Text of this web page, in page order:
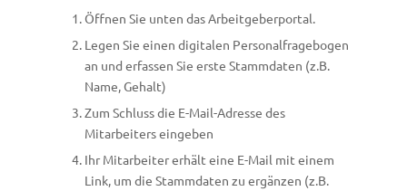
Öffnen Sie unten das Arbeitgeberportal.
Legen Sie einen digitalen Personalfragebogen
an und erfassen Sie erste Stammdaten (z.B.
Name, Gehalt)
Zum Schluss die E-Mail-Adresse des
Mitarbeiters eingeben
Ihr Mitarbeiter erhält eine E-Mail mit einem
Link, um die Stammdaten zu ergänzen (z.B.